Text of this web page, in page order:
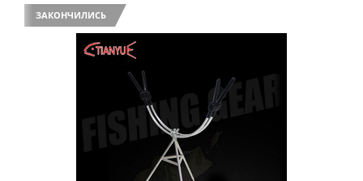
ЗАКОНЧИЛИСЬ